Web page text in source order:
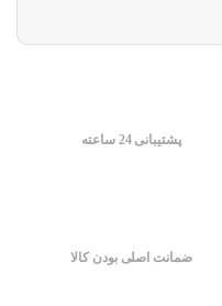
پشتیبانی 24 ساعته
ضمانت اصلی بودن کالا